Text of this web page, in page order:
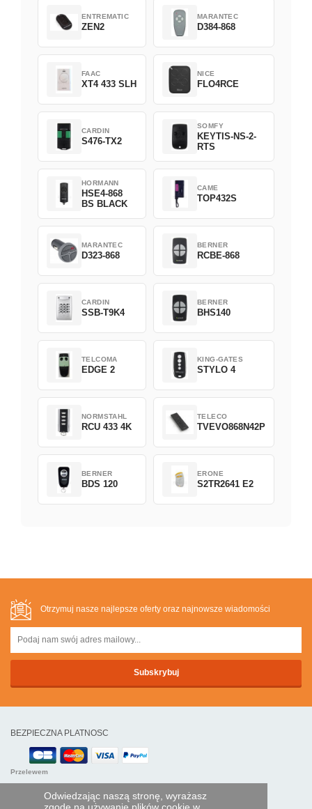
Odwiedzając naszą stronę, wyrażasz
ENTREMATIC
ZEN2
MARANTEC
D384-868
FAAC
XT4 433 SLH
NICE
FLO4RCE
CARDIN
S476-TX2
SOMFY
KEYTIS-NS-2-
RTS
HORMANN
HSE4-868
BS BLACK
CAME
TOP432S
MARANTEC
D323-868
BERNER
RCBE-868
CARDIN
SSB-T9K4
BERNER
BHS140
TELCOMA
EDGE 2
KING-GATES
STYLO 4
NORMSTAHL
RCU 433 4K
TELECO
TVEVO868N42P
BERNER
BDS 120
ERONE
S2TR2641 E2
Otrzymuj nasze najlepsze oferty oraz najnowsze wiadomości
BEZPIECZNA PLATNOSC
Przelewem
POMOC I USŁUGI